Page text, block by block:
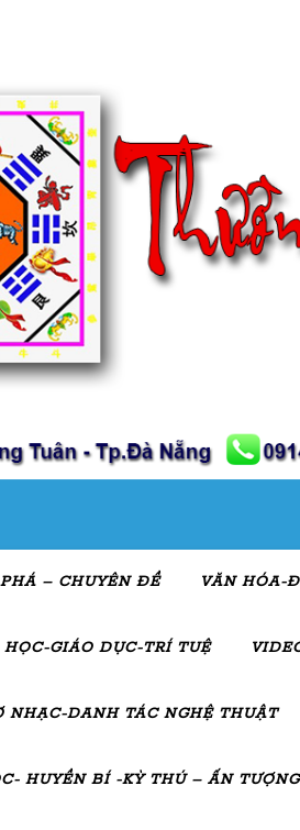
– CHUYÊN ĐỀ VĂN HÓA-
GIÁO DỤC-TRÍ TUỆ
NHẠC-DANH TÁC NGHỆ THUẬT
HUYỀN BÍ -KỲ THÚ – ẤN TƯỢNG